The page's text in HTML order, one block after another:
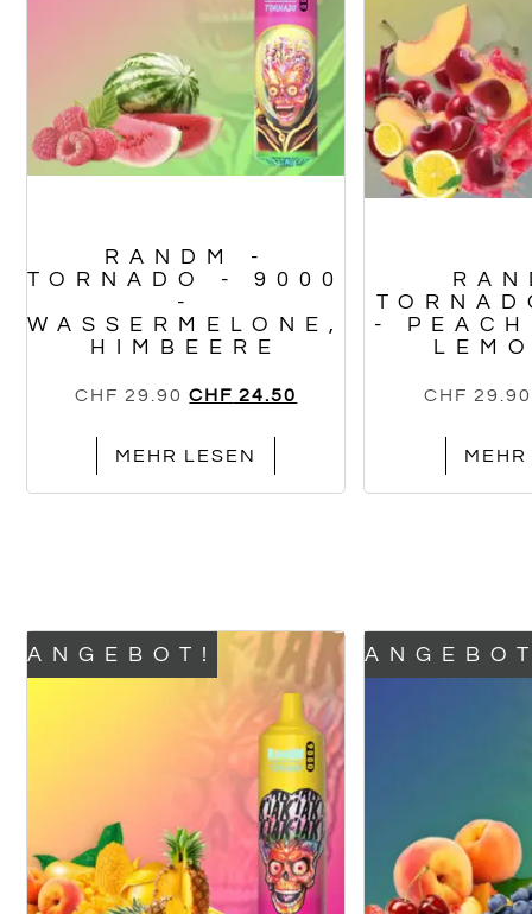
RANDM -
TORNADO - 9000
-
WASSERMELONE,
HIMBEERE
CHF 29.90 CHF 24.50
MEHR LESEN
-
CHF 29.90
ANGEBOT!